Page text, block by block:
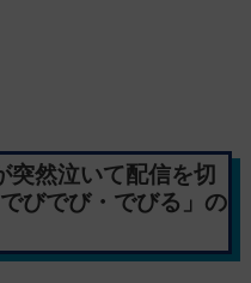
突然泣いて配信を切
びでび・でびる」の